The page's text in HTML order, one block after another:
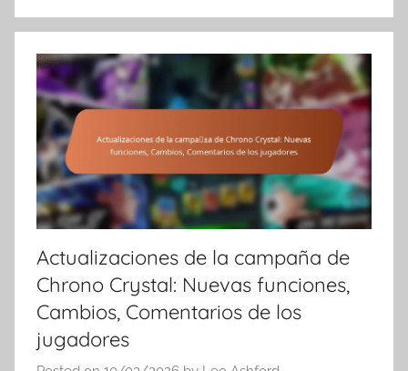
Actualizaciones de la campaña de
Chrono Crystal: Nuevas funciones,
Cambios, Comentarios de los
jugadores